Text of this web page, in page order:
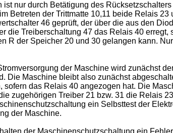
ist nur durch Betätigung des
Betreten der Trittmatte 10,11 beide Relais
46 geprüft, der über die aus den
die Treiberschaltung 47 das Relais 40
R der Speicher 20 und 30 gelangen kann.
der Maschine wird zunächst
Die Maschine bleibt also zunächst
sofern das Relais 40 angezogen hat. Die
zugehörigen Treiber 21 bzw. 31 die Relais
ein Selbsttest der
der Maschine.
der Maschinenschutzschaltung ein